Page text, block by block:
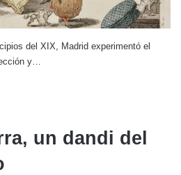
del XIX, Madrid experimentó el
y…
un dandi del